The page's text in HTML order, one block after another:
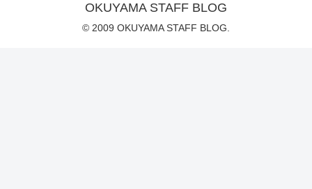
OKUYAMA STAFF BLOG
© 2009 OKUYAMA STAFF BLOG.